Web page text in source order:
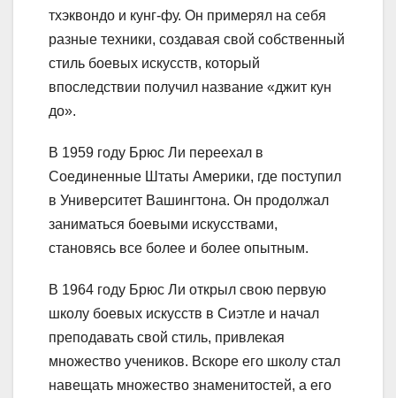
тхэквондо и кунг-фу. Он примерял на себя
разные техники, создавая свой собственный
стиль боевых искусств, который
впоследствии получил название «джит кун
до».
В 1959 году Брюс Ли переехал в
Соединенные Штаты Америки, где поступил
в Университет Вашингтона. Он продолжал
заниматься боевыми искусствами,
становясь все более и более опытным.
В 1964 году Брюс Ли открыл свою первую
школу боевых искусств в Сиэтле и начал
преподавать свой стиль, привлекая
множество учеников. Вскоре его школу стал
навещать множество знаменитостей, а его